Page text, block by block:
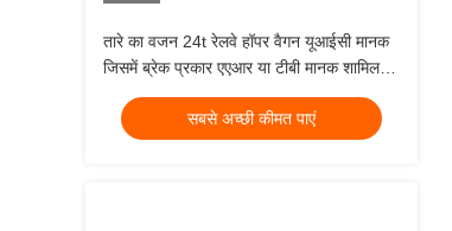
तारे का वजन 24t रेलवे हॉपर वैगन यूआईसी मानक
जिसमें ब्रेक प्रकार एएआर या टीबी मानक शामिल है
जो भारी थोक माल ढुलाई के लिए डिज़ाइन किया गया
सबसे अच्छी कीमत पाएं